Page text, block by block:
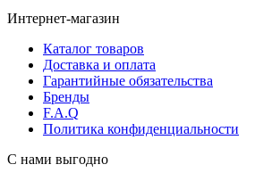
Интернет-магазин
Каталог товаров
Доставка и оплата
Гарантийные обязательства
Бренды
F.A.Q
Политика конфиденциальности
С нами выгодно